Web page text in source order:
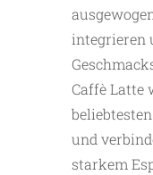
integrieren
Caffè Latte
und
starkem